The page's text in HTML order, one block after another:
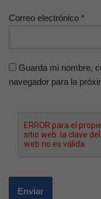
Correo electrónico *
Guarda mi nombre,
navegador para la